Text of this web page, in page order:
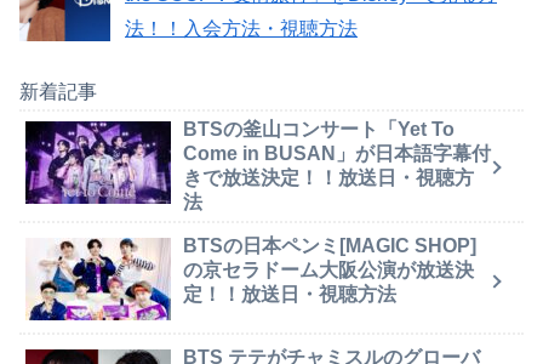
法！！入会方法・視聴方法
新着記事
BTSの釜山コンサート「Yet To
Come in BUSAN」が日本語字幕付
きで放送決定！！放送日・視聴方
法
BTSの日本ペンミ[MAGIC SHOP]
の京セラドーム大阪公演が放送決
定！！放送日・視聴方法
BTS テテがチャミスルのグローバ